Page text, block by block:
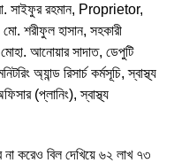
মো. সাইফুর রহমান, Proprietor,
হাসান, সহকারী
আনোয়ার সাদাত, ডেপুটি
অ্যান্ড রিসার্চ কর্মসূচি, স্বাস্থ্য
(প্লানিং), স্বাস্থ্য
না করেও বিল দেখিয়ে ৬২ লাখ ৭৩